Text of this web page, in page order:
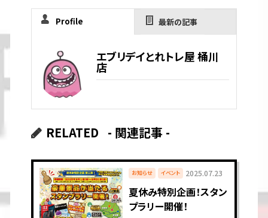
Profile 最新の記事
エブリデイとれトレ屋 桶川
店
RELATED - 関連記事 -
お知らせ イベント
夏休み特別企画！スタン
プラリー開催！
2025.07.23